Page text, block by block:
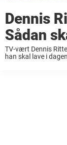
Dennis
Sådan
TV-vært Dennis
han skal lave i